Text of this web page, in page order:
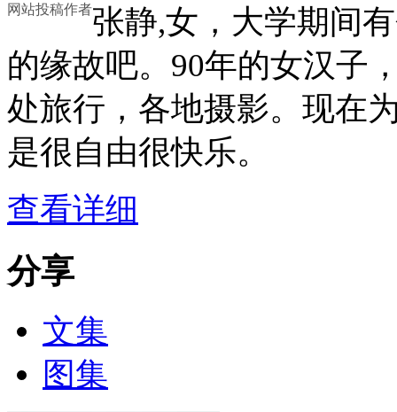
网站投稿作者张静,女，大学期间
的缘故吧。90年的女汉子
处旅行，各地摄影。现在
是很自由很快乐。
查看详细
分享
文集
图集